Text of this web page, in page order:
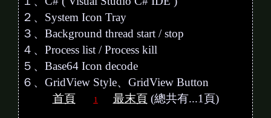
２、System Icon Tray
３、Background thread start / stop
４、Process list / Process kill
５、Base64 Icon decode
６、GridView Style、GridView Button
首頁
1 最末頁(總共有...1頁)